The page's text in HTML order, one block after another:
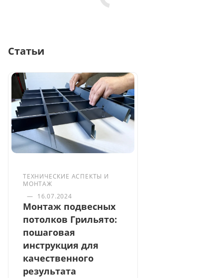
Статьи
ТЕХНИЧЕСКИЕ АСПЕКТЫ И
МОНТАЖ
— 16.07.2024
Монтаж подвесных
потолков Грильято:
пошаговая
инструкция для
качественного
результата